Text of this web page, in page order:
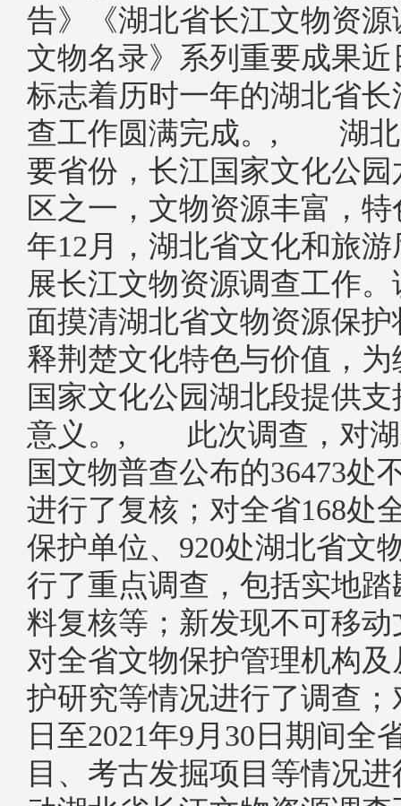
告》《湖北省长江文物资
文物名录》系列重要成果
标志着历时一年的湖北省
查工作圆满完成。, 湖北
要省份，长江国家文化公
区之一，文物资源丰富，特
年12月，湖北省文化和旅
展长江文物资源调查工作
面摸清湖北省文物资源保
释荆楚文化特色与价值，
国家文化公园湖北段提供
意义。, 此次调查，对湖
国文物普查公布的36473处
进行了复核；对全省168处
保护单位、920处湖北省文
行了重点调查，包括实地
料复核等；新发现不可移动
对全省文物保护管理机构
护研究等情况进行了调查；
日至2021年9月30日期间全
目、考古发掘项目等情况